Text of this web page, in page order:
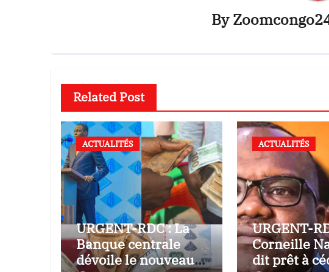
By
Related Post
ACTUALITÉS
URGENT-RDC : La
Banque centrale
dévoile le nouveau
ACTUALITÉS
URGENT-
Corneille
dit prêt à